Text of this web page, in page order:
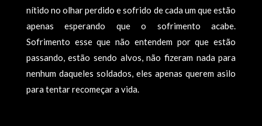
nítido no olhar perdido e sofrido de cada um que estão
apenas esperando que o sofrimento acabe.
Sofrimento esse que não entendem por que estão
passando, estão sendo alvos, não fizeram nada para
nenhum daqueles soldados, eles apenas querem asilo
para tentar recomeçar a vida.